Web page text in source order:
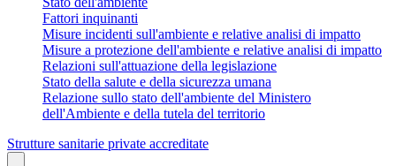
Fattori inquinanti
Misure incidenti sull'ambiente e relative analisi di impatto
Misure a protezione dell'ambiente e relative analisi di impatto
Relazioni sull'attuazione della legislazione
Stato della salute e della sicurezza umana
Relazione sullo stato dell'ambiente del Ministero
dell'Ambiente e della tutela del territorio
Strutture sanitarie private accreditate